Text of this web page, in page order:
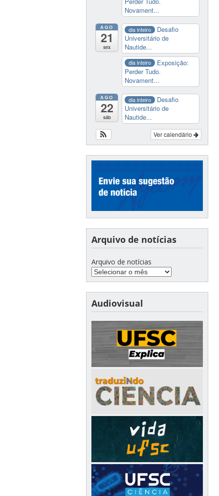
Novament...
AGO
21
sex
dia inteiro
Desafio
Universitário de
Nautide...
dia inteiro
Exposição:
Perder Tudo.
Novament...
AGO
22
sáb
dia inteiro
Desafio
Universitário de
Nautide...
Ver calendário
Arquivo de notícias
Arquivo de notícias
Audiovisual